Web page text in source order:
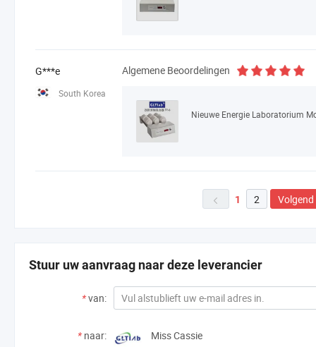
G***e
South Korea
Algemene Beoordelingen
 1 2 Volgend
Stuur uw aanvraag naar deze leverancier
*van:
* naar: Miss Cassie